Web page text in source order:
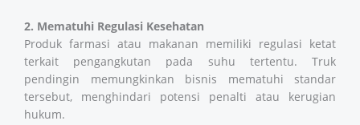
2. Mematuhi Regulasi Kesehatan
Produk farmasi atau makanan memiliki regulasi ketat
terkait pengangkutan pada suhu tertentu. Truk
pendingin memungkinkan bisnis mematuhi standar
tersebut, menghindari potensi penalti atau kerugian
hukum.